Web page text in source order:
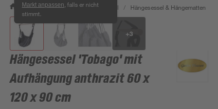
Markt anpassen , falls er nicht
stimmt.
/ Garten & Freizeit / Gartenmöbel / Hängesessel & Hängematten
+3
Hängesessel 'Tobago' mit
Aufhängung anthrazit 60 x
120 x 90 cm